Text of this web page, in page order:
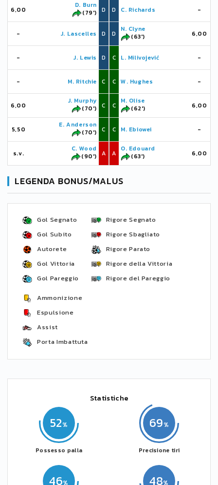
6,00
D. Burn
(79')
D
- J. Lascelles D
- J. Lewis D
- M. Ritchie C
6,00
J. Murphy
(70')
C
5,50
E. Anderson
(70')
C
s.v.
C. Wood
(90')
A
D C. Richards -
D
N. Clyne
(63')
6,00
C L. Milivojević -
C W. Hughes -
C
M. Olise
(62')
6,00
C M. Ebiowei -
A
O. Edouard
(63')
6,00
LEGENDA BONUS/MALUS
Gol Segnato
Gol Subito
Autorete
Gol Vittoria
Gol Pareggio
Rigore Segnato
Rigore Sbagliato
Rigore Parato
Rigore della Vittoria
Rigore del Pareggio
Ammonizione
Espulsione
Assist
Porta Imbattuta
Statistiche
52
Possesso palla
46 48
69
Precisione tiri